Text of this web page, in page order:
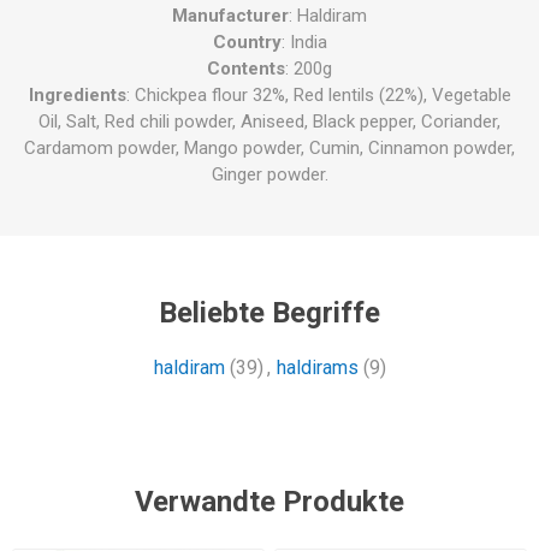
Manufacturer: Haldiram
Country: India
Contents: 200g
Ingredients: Chickpea flour 32%, Red lentils (22%), Vegetable
Oil, Salt, Red chili powder, Aniseed, Black pepper, Coriander,
Cardamom powder, Mango powder, Cumin, Cinnamon powder,
Ginger powder.
Beliebte Begriffe
haldiram (39) , haldirams (9)
Verwandte Produkte